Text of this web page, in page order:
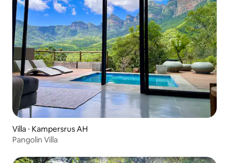
Villa ⋅ Kampersrus AH
Pangolin Villa